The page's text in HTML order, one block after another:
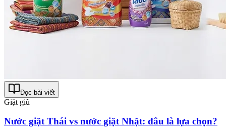
Đọc bài viết
Giặt giũ
Nước giặt Thái vs nước giặt Nhật: đâu là lựa chọn?